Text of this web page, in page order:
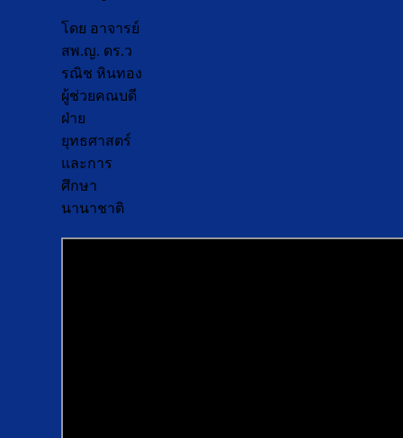
โดย อาจารย์
สพ.ญ. ดร.ว
รณิช หินทอง
ผู้ช่วยคณบดี
ฝ่าย
ยุทธศาสตร์
และการ
ศึกษา
นานาชาติ